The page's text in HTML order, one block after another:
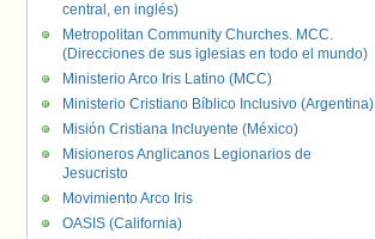
central, en inglés)
Metropolitan Community Churches. MCC.
(Direcciones de sus iglesias en todo el mundo)
Ministerio Arco Iris Latino (MCC)
Ministerio Cristiano Bíblico Inclusivo (Argentina)
Misión Cristiana Incluyente (México)
Misioneros Anglicanos Legionarios de
Jesucristo
Movimiento Arco Iris
OASIS (California)